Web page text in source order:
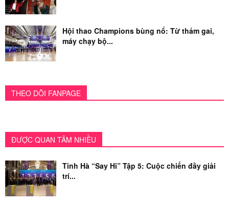
Hội thao Champions bùng nổ: Từ thảm gai,
máy chạy bộ...
THEO DÕI FANPAGE
ĐƯỢC QUAN TÂM NHIỀU
Tinh Hà “Say Hi” Tập 5: Cuộc chiến đầy giải
trí...